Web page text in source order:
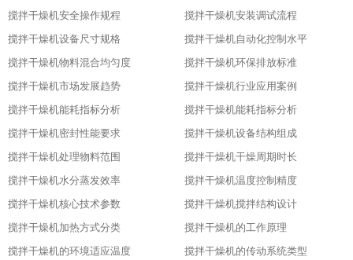
搅拌干燥机安全操作规程
搅拌干燥机安装调试流程
搅拌干燥机设备尺寸规格
搅拌干燥机自动化控制水平
搅拌干燥机物料混合均匀度
搅拌干燥机环保排放标准
搅拌干燥机市场发展趋势
搅拌干燥机行业应用案例
搅拌干燥机能耗指标分析
搅拌干燥机能耗指标分析
搅拌干燥机密封性能要求
搅拌干燥机设备结构组成
搅拌干燥机处理物料范围
搅拌干燥机干燥周期时长
搅拌干燥机水分蒸发效率
搅拌干燥机温度控制精度
搅拌干燥机核心技术参数
搅拌干燥机搅拌结构设计
搅拌干燥机加热方式分类
搅拌干燥机的工作原理
搅拌干燥机的环境适应温度
搅拌干燥机的传动系统类型